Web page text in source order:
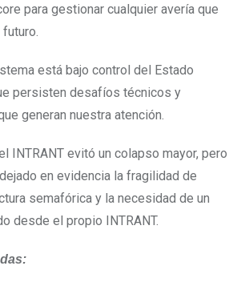
para gestionar cualquier avería que
está bajo control del Estado
persisten desafíos técnicos y
generan nuestra atención.
INTRANT evitó un colapso mayor, pero
en evidencia la fragilidad de
semafórica y la necesidad de un
desde el propio INTRANT.